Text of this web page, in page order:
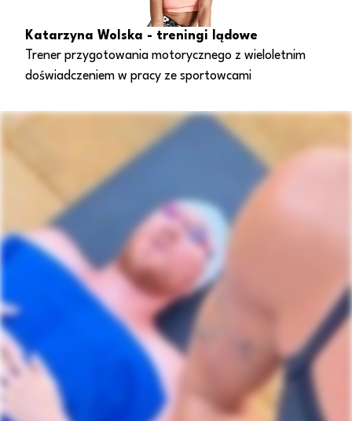
Katarzyna Wolska - treningi lądowe
Trener przygotowania motorycznego z wieloletnim
doświadczeniem w pracy ze sportowcami